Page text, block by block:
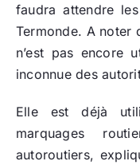
faudra attendre
Termonde. A noter
n’est pas encore
inconnue des
Elle est déjà
marquages
autoroutiers,